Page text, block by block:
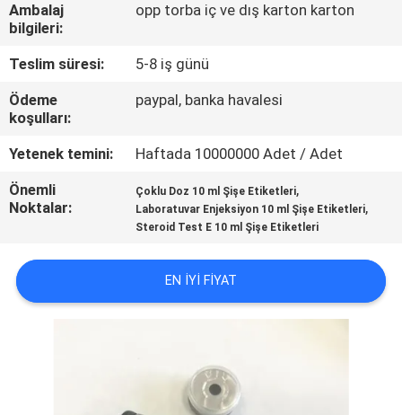
BIZIMLE
ILETIŞIME
VAKALAR
SITE
HARITASI
Ambalaj
bilgileri:
opp torba iç ve dış karton karton
Teslim süresi:
5-8 iş günü
Ödeme
koşulları:
paypal, banka havalesi
Yetenek temini:
Haftada 10000000 Adet / Adet
Önemli
Noktalar:
Çoklu Doz 10 ml Şişe Etiketleri,
Laboratuvar Enjeksiyon 10 ml Şişe Etiketleri,
Steroid Test E 10 ml Şişe Etiketleri
EN IYI FIYAT